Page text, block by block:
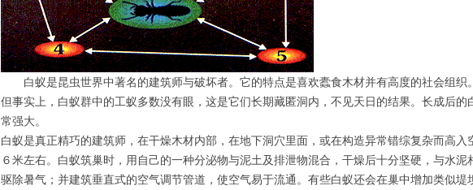
白蚁是昆虫世界中著名的建筑师与破坏者。它的特点是喜欢蠹食木材并有高度的社会组织
但事实上，白蚁群中的工蚁多数没有眼，这是它们长期藏匿洞内，不见天日的结果。长成后
常强大。
白蚁是真正精巧的建筑师，在干燥木材内部，在地下洞穴里面，或在构造异常错综复杂而高
６米左右。白蚁筑巢时，用自己的一种分泌物与泥土及排泄物混合，干燥后十分坚硬，与水
驱除暑气；并建筑垂直式的空气调节管道，使空气易于流通。有些白蚁还会在巢中增加类似堤